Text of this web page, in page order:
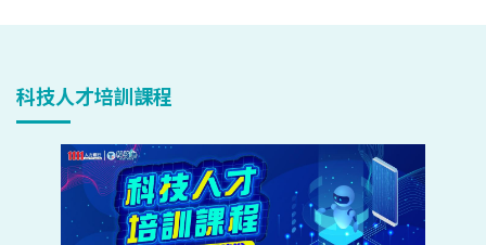
科技人才培訓課程